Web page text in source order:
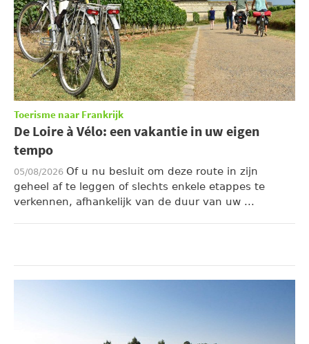
Toerisme naar Frankrijk
De Loire à Vélo: een vakantie in uw eigen
tempo
05/08/2026 Of u nu besluit om deze route in zijn
geheel af te leggen of slechts enkele etappes te
verkennen, afhankelijk van de duur van uw ...